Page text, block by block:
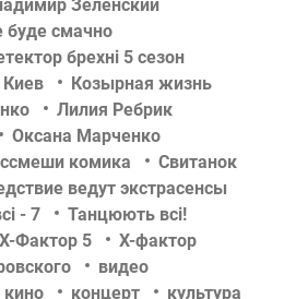
Зеленский
буде смачно
брехні 5 сезон
Киев
Козырная жизнь
Лилия Ребрик
Оксана Марченко
комика
Свитанок
ведут экстрасенсы
- 7
Танцюють всі!
Х-Фактор 5
Х-фактор
видео
кино концерт
культура